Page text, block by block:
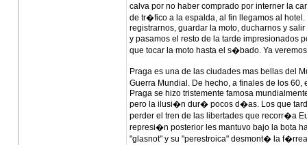
calva por no haber comprado por interner la
de tr�fico a la espalda, al fin llegamos al
registrarnos, guardar la moto, ducharnos y
y pasamos el resto de la tarde impresionados
que tocar la moto hasta el s�bado. Ya
Praga es una de las ciudades mas bellas del
Guerra Mundial. De hecho, a finales de los
Praga se hizo tristemente famosa
pero la ilusi�n dur� pocos d�as. Los que
perder el tren de las libertades que recorr�a
represi�n posterior les mantuvo bajo la bota
"glasnot" y su "perestroica" desmont� la